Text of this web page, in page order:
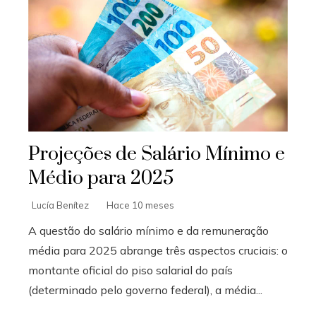
Projeções de Salário Mínimo e
Médio para 2025
Lucía Benítez Hace 10 meses
A questão do salário mínimo e da remuneração
média para 2025 abrange três aspectos cruciais: o
montante oficial do piso salarial do país
(determinado pelo governo federal), a média...